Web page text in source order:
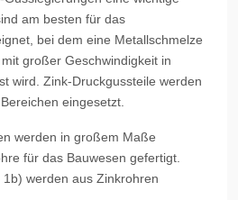
am besten für das
bei dem eine Metallschmelze
großer Geschwindigkeit in
wird. Zink-Druckgussteile werden
eingesetzt.
werden in großem Maße
für das Bauwesen gefertigt.
werden aus Zinkrohren